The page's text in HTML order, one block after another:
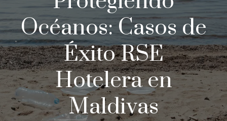
Océanos: Casos de
Éxito RSE
Hotelera en
Maldivas